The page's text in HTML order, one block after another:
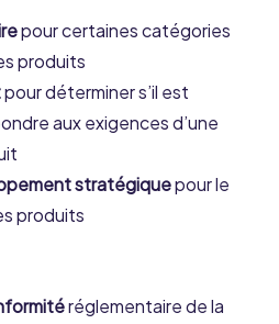
pour certaines catégories
produits
pour déterminer s’il est
aux exigences d’une
stratégiquepour le
produits
réglementaire de la